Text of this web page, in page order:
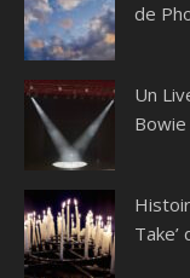
de
Un
Take’